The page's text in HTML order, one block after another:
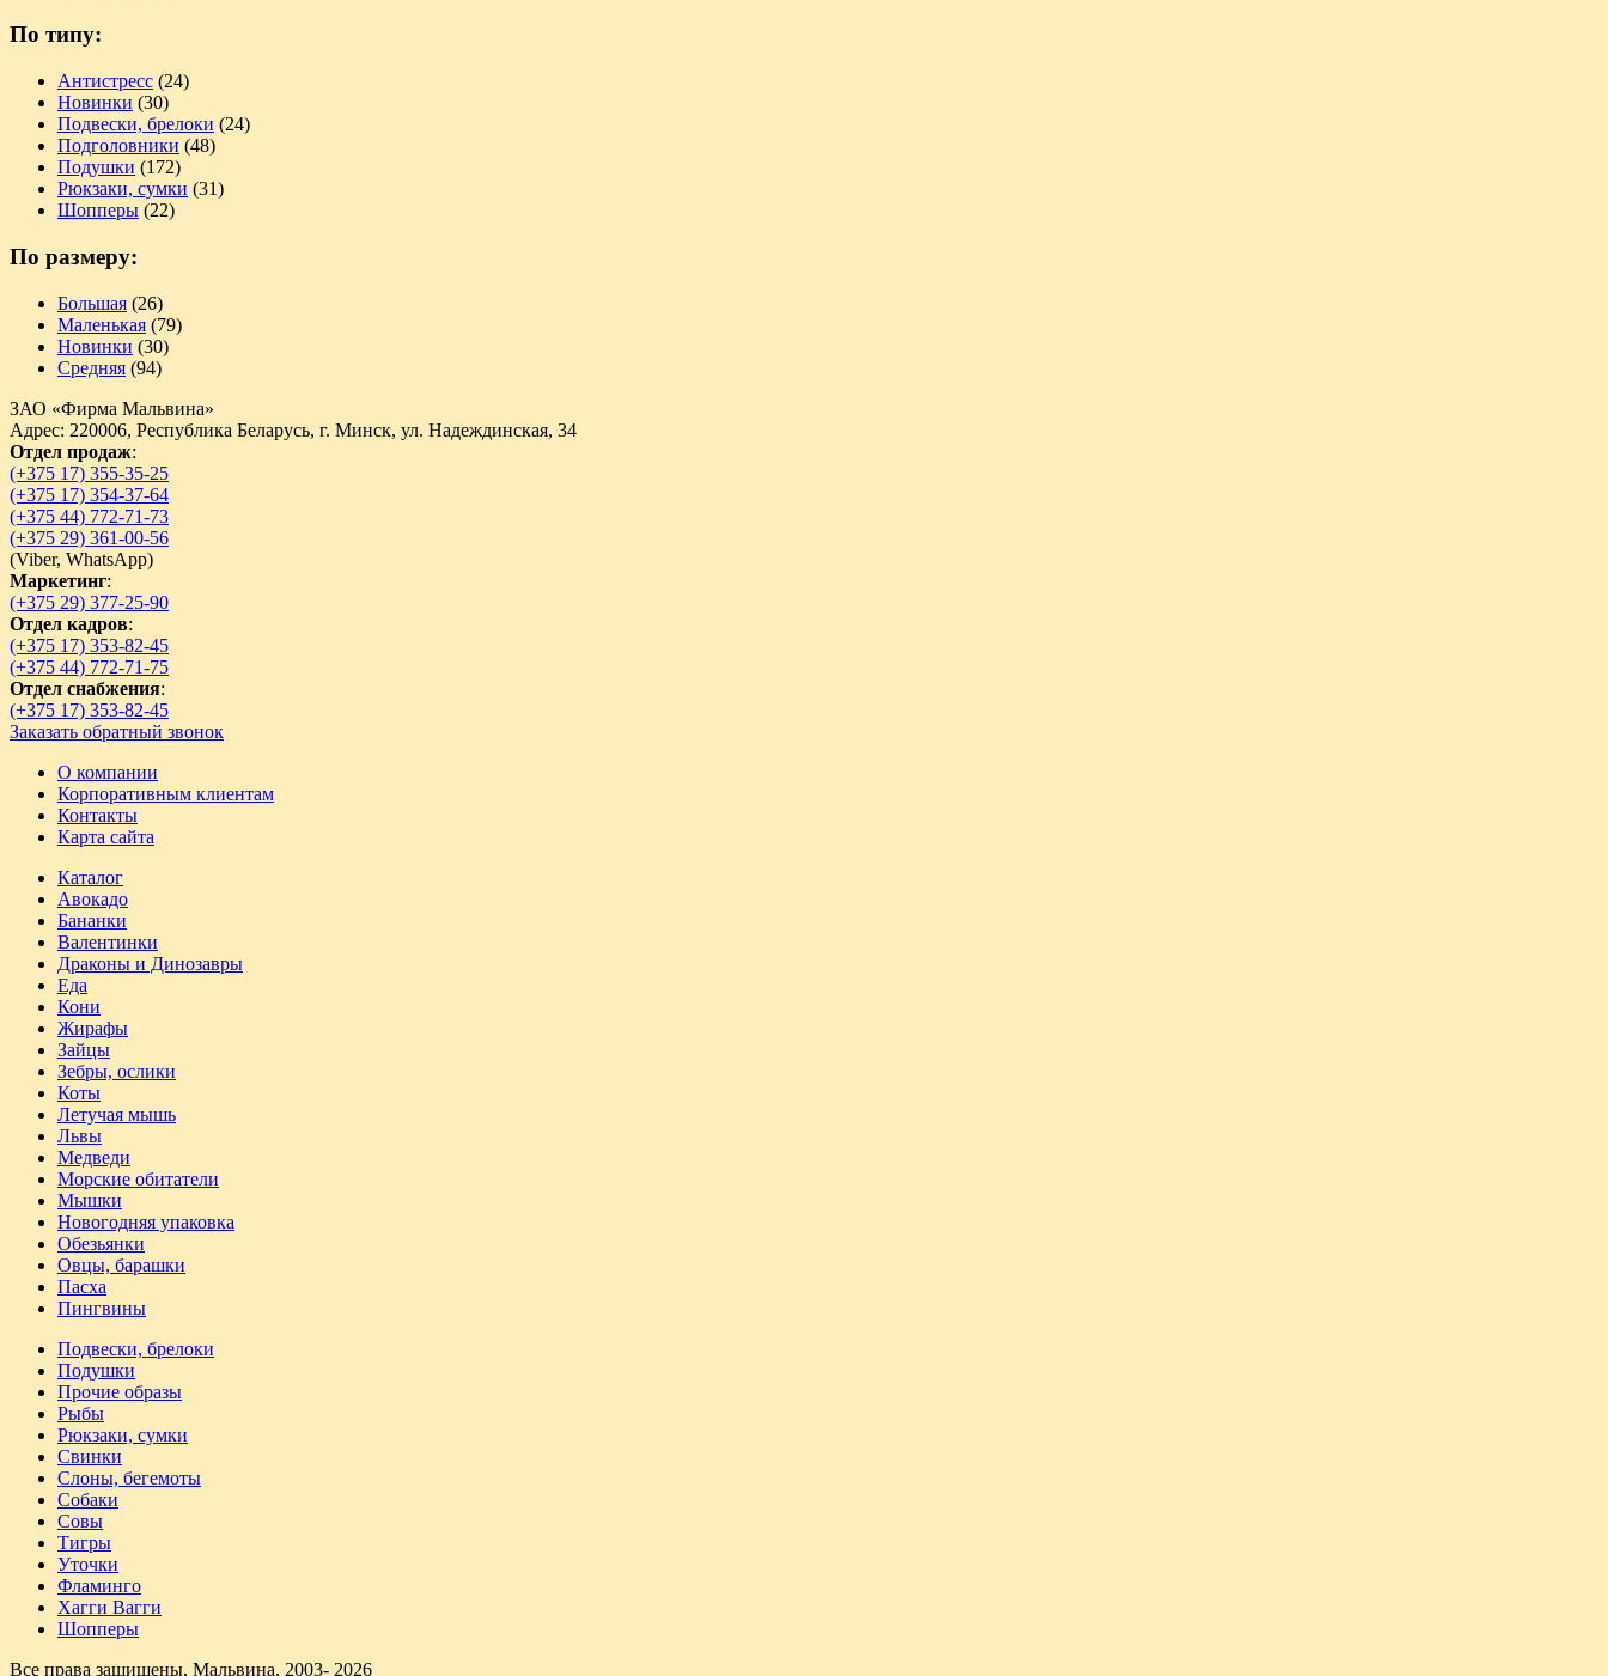
По типу:
Антистресс (24)
Новинки (30)
Подвески, брелоки (24)
Подголовники (48)
Подушки (172)
Рюкзаки, сумки (31)
Шопперы (22)
По размеру:
Большая (26)
Маленькая (79)
Новинки (30)
Средняя (94)
ЗАО «Фирма Мальвина»
Адрес: 220006, Республика Беларусь, г. Минск, ул. Надеждинская, 34
Отдел продаж:
(+375 17) 355-35-25
(+375 17) 354-37-64
(+375 44) 772-71-73
(+375 29) 361-00-56
(Viber, WhatsApp)
Маркетинг:
(+375 29) 377-25-90
Отдел кадров:
(+375 17) 353-82-45
(+375 44) 772-71-75
Отдел снабжения:
(+375 17) 353-82-45
Заказать обратный звонок
О компании
Корпоративным клиентам
Контакты
Карта сайта
Каталог
Авокадо
Бананки
Валентинки
Драконы и Динозавры
Еда
Кони
Жирафы
Зайцы
Зебры, ослики
Коты
Летучая мышь
Львы
Медведи
Морские обитатели
Мышки
Новогодняя упаковка
Обезьянки
Овцы, барашки
Пасха
Пингвины
Подвески, брелоки
Подушки
Прочие образы
Рыбы
Рюкзаки, сумки
Свинки
Слоны, бегемоты
Собаки
Совы
Тигры
Уточки
Фламинго
Хагги Вагги
Шопперы
Все права защищены, Мальвина, 2003- 2026